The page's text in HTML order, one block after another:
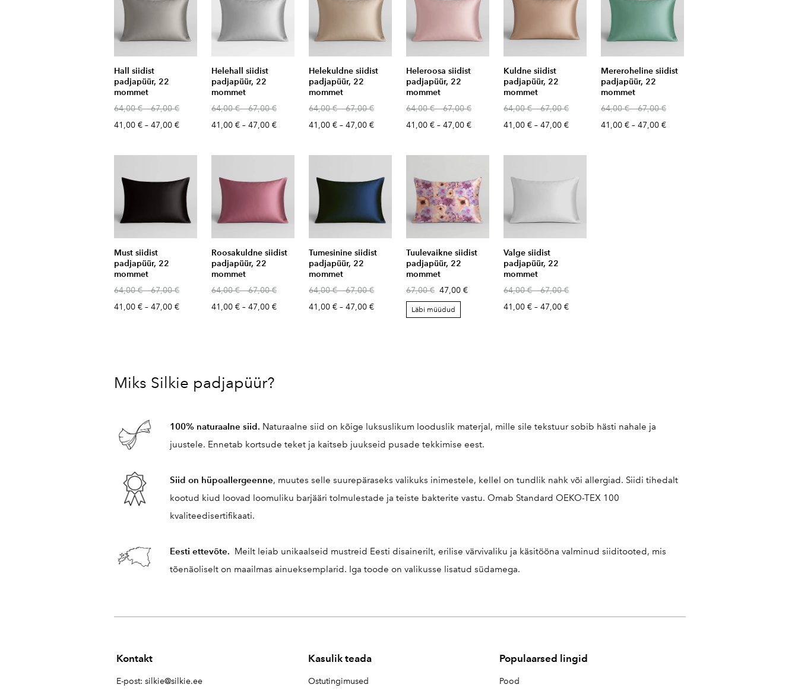
Hall siidist
padjapüür, 22
mommet
64,00 €–67,00 €
41,00 € – 47,00 €
Helehall siidist
padjapüür, 22
mommet
64,00 €–67,00 €
41,00 € – 47,00 €
Helekuldne siidist
padjapüür, 22
mommet
64,00 €–67,00 €
41,00 € – 47,00 €
Heleroosa siidist
padjapüür, 22
mommet
64,00 €–67,00 €
41,00 € – 47,00 €
Kuldne siidist
padjapüür, 22
mommet
64,00 €–67,00 €
41,00 € – 47,00 €
Mereroheline siidist
padjapüür, 22
mommet
64,00 €–67,00 €
41,00 € – 47,00 €
Must siidist
padjapüür, 22
mommet
64,00 €–67,00 €
41,00 € – 47,00 €
Roosakuldne siidist
padjapüür, 22
mommet
64,00 €–67,00 €
41,00 € – 47,00 €
Tumesinine siidist
padjapüür, 22
mommet
64,00 €–67,00 €
41,00 € – 47,00 €
Tuulevaikne siidist
padjapüür, 22
mommet
67,00 € 47,00 €
Läbi müüdud
Valge siidist
padjapüür, 22
mommet
64,00 €–67,00 €
41,00 € – 47,00 €
Miks Silkie padjapüür?
100% naturaalne siid. Naturaalne siid on kõige luksuslikum looduslik materjal, mille sile tekstuur sobib hästi nahale ja
juustele. Ennetab kortsude teket ja kaitseb juukseid pusade tekkimise eest.
Siid on hüpoallergeenne, muutes selle suurepäraseks valikuks inimestele, kellel on tundlik nahk või allergiad. Siidi tihedalt
kootud kiud loovad loomuliku barjääri tolmulestade ja teiste bakterite vastu. Omab Standard OEKO-TEX 100
kvaliteedisertifikaati.
Eesti ettevõte. Meilt leiab unikaalseid mustreid Eesti disainerilt, erilise värvivaliku ja käsitööna valminud siiditooted, mis
tõenäoliselt on maailmas ainueksemplarid. Iga toode on valikusse lisatud südamega.
Kontakt
E-post:silkie@silkie.ee
Kasulik teada
Ostutingimused
Populaarsed lingid
Pood